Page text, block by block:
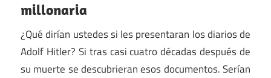
millonaria
¿Qué dirían ustedes si les presentaran los diarios de
Adolf Hitler? Si tras casi cuatro décadas después de
su muerte se descubrieran esos documentos. Serían